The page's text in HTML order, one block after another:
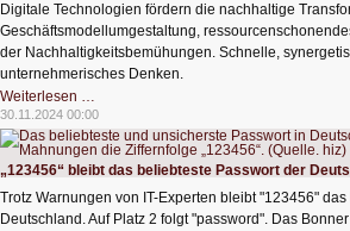
Digitale Technologien fördern die nachhaltige
Geschäftsmodellumgestaltung,
der Nachhaltigkeitsbemühungen. Schnelle,
unternehmerisches Denken.
Weiterlesen …
durch
Nachhaltigkeit
und
Digitalisierung
30.11.2024 00:00
„123456“ bleibt das beliebteste Passwort der
Trotz Warnungen von IT-Experten bleibt "123456"
Deutschland. Auf Platz 2 folgt "password". Das